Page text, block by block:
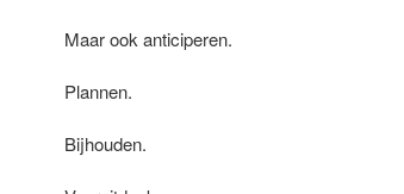
Maar ook anticiperen.
Plannen.
Bijhouden.